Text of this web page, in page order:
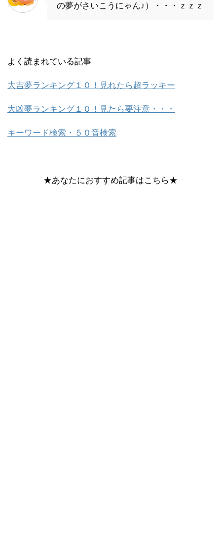
の夢がさいこうにゃん♪）・・・ｚｚｚ
よく読まれている記事
大吉夢ランキング１０！見れたら超ラッキー
大凶夢ランキング１０！見たら要注意・・・
キーワード検索・５０音検索
★あなたにおすすめ記事はこちら★